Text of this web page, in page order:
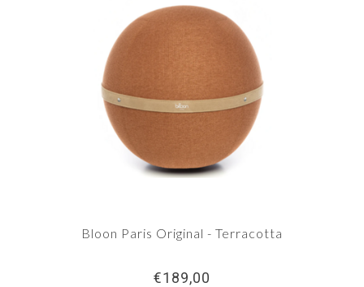
Bloon Paris Original - Terracotta
€189,00